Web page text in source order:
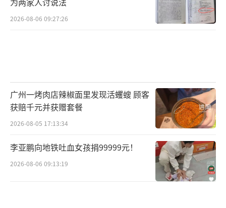
2026-08-06 09:27:26
广州一烤肉店辣椒面里发现活蠼螋 顾客
获赔千元并获赠套餐
2026-08-05 17:13:34
李亚鹏向地铁吐血女孩捐99999元！
2026-08-06 09:13:19